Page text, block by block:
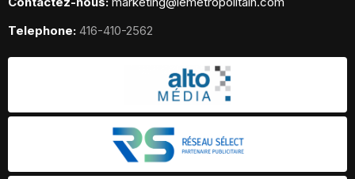
Telephone: 416-410-2562